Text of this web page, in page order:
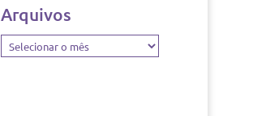
Arquivos
Arquivos